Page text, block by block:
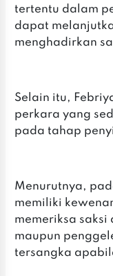
tertentu dalam
dapat
menghadirkan
Selain itu,
perkara yang
pada tahap
Menurutnya,
memiliki
memeriksa
maupun
tersangka